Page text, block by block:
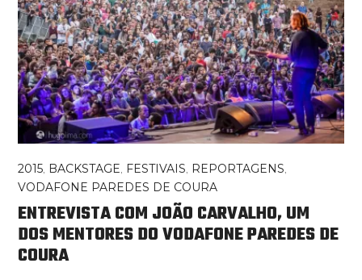
2015, BACKSTAGE, FESTIVAIS, REPORTAGENS,
VODAFONE PAREDES DE COURA
ENTREVISTA COM JOÃO CARVALHO, UM
DOS MENTORES DO VODAFONE PAREDES DE
COURA